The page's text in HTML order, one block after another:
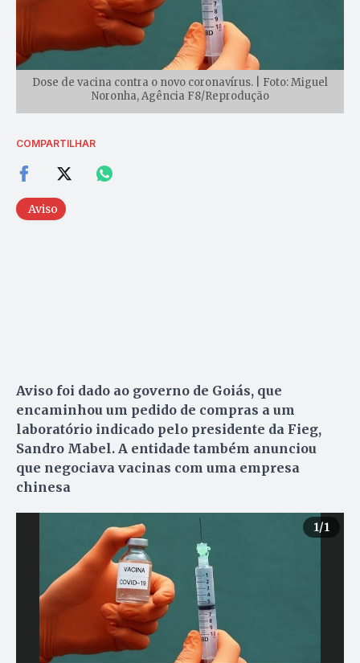
Dose de vacina contra o novo coronavírus. | Foto: Miguel
Noronha, Agência F8/Reprodução
COMPARTILHAR
Aviso
Aviso foi dado ao governo de Goiás, que
encaminhou um pedido de compras a um
laboratório indicado pelo presidente da Fieg,
Sandro Mabel. A entidade também anunciou
que negociava vacinas com uma empresa
chinesa
1/1